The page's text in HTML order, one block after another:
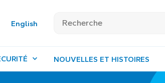
English
NOUVELLES ET HISTOIRES